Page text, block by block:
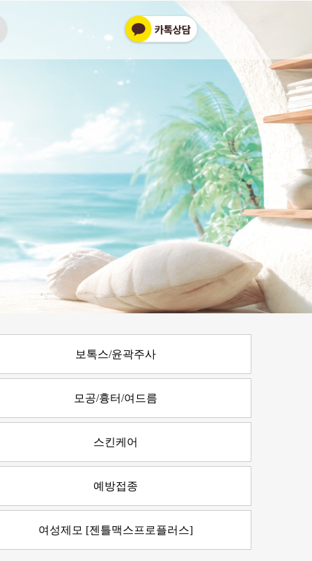
보톡스/윤곽주사
모공/흉터/여드름
스킨케어
예방접종
여성제모 [젠틀맥스프로플러스]